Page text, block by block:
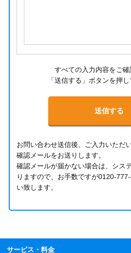
すべての入力内容をご確
「送信する」ボタンを押し
お問い合わせ送信後、ご入力いただ
確認メールをお送りします。
確認メールが届かない場合は、シス
りますので、お手数ですが0120-
い致します。
サービス・料金